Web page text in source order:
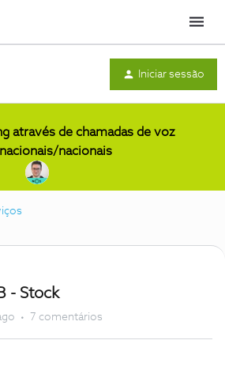
Menu
Iniciar sessão
através de chamadas de voz
nacionais
- Stock
7 comentários